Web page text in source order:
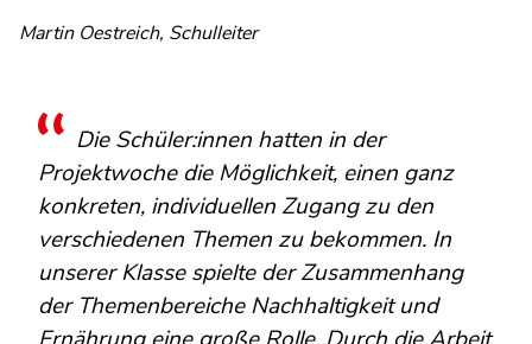
Martin Oestreich, Schulleiter
Die Schüler:innen hatten in der
Projektwoche die Möglichkeit, einen ganz
konkreten, individuellen Zugang zu den
verschiedenen Themen zu bekommen. In
unserer Klasse spielte der Zusammenhang
der Themenbereiche Nachhaltigkeit und